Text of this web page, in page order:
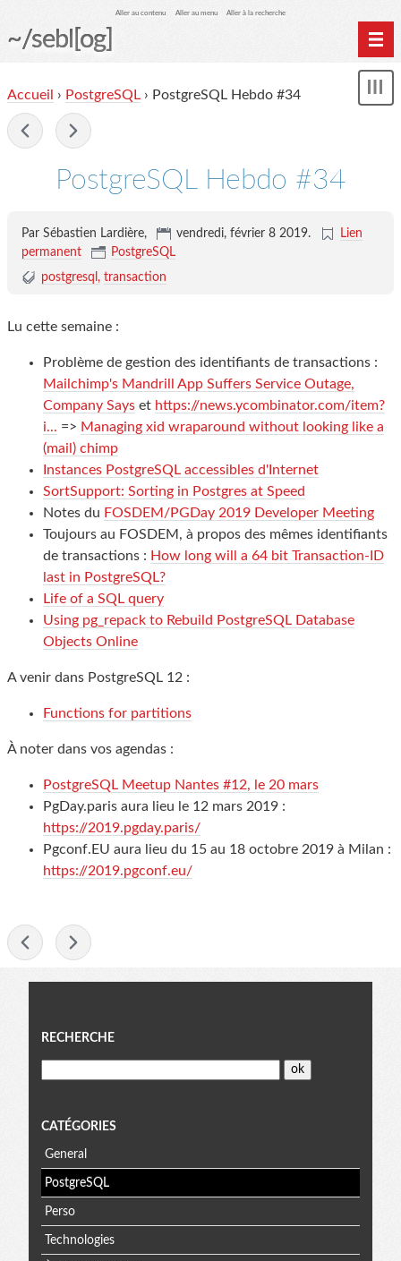
Aller au contenu Aller au menu Aller à la recherche
~/sebl[og]
Archives
Accueil › PostgreSQL › PostgreSQL Hebdo #34
PostgreSQL Hebdo #34
Par Sébastien Lardière, vendredi, février 8 2019.
Lien
permanent
PostgreSQL
postgresql
transaction
Lu cette semaine :
Problème de gestion des identifiants de transactions :
Mailchimp's Mandrill App Suffers Service Outage,
Company Says et https://news.ycombinator.com/item?
i... => Managing xid wraparound without looking like a
(mail) chimp
Instances PostgreSQL accessibles d'Internet
SortSupport: Sorting in Postgres at Speed
Notes du FOSDEM/PGDay 2019 Developer Meeting
Toujours au FOSDEM, à propos des mêmes identifiants
de transactions : How long will a 64 bit Transaction-ID
last in PostgreSQL?
Life of a SQL query
Using pg_repack to Rebuild PostgreSQL Database
Objects Online
A venir dans PostgreSQL 12 :
Functions for partitions
À noter dans vos agendas :
PostgreSQL Meetup Nantes #12, le 20 mars
PgDay.paris aura lieu le 12 mars 2019 :
https://2019.pgday.paris/
Pgconf.EU aura lieu du 15 au 18 octobre 2019 à Milan :
https://2019.pgconf.eu/
Menu
RECHERCHE
CATÉGORIES
General
PostgreSQL
Perso
Technologies